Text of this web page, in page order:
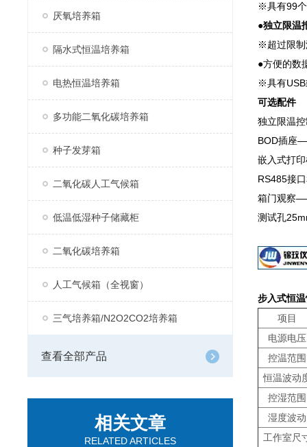
厌氧培养箱
隔水式恒温培养箱
电热恒温培养箱
多功能二氧化碳培养箱
种子发芽箱
二氧化碳人工气候箱
低温低湿种子储藏柜
二氧化碳培养箱
人工气候箱（全视窗）
三气培养箱/N2O2CO2培养箱
查看全部产品
相关文章
RELATED ARTICLES
※具有99个
●独立限温
※超过限制
●方便的数
※具有USB
可选配件
独立限
BOD
嵌入式
RS485
箱门观
测试孔
步入式恒
项目
电源电压
控温范围
恒温波动
控湿范围
湿度波动
工作室尺